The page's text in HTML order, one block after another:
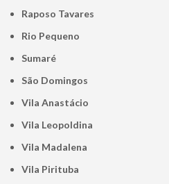
Raposo Tavares
Rio Pequeno
Sumaré
São Domingos
Vila Anastácio
Vila Leopoldina
Vila Madalena
Vila Pirituba